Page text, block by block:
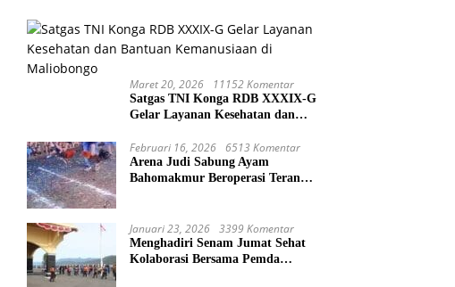
Maret 20, 2026 11152 Komentar
Satgas TNI Konga RDB XXXIX-G
Gelar Layanan Kesehatan dan
Maliobongo
Februari 16, 2026 6513 Komentar
Arena Judi Sabung Ayam
Bahomakmur Beroperasi Terang-
Januari 23, 2026 3399 Komentar
Menghadiri Senam Jumat Sehat
Kolaborasi Bersama Pemda